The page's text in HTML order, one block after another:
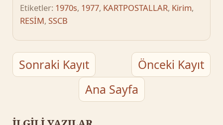
Etiketler: 1970s, 1977, KARTPOSTALLAR, Kirim,
RESİM, SSCB
Sonraki Kayıt
Önceki Kayıt
Ana Sayfa